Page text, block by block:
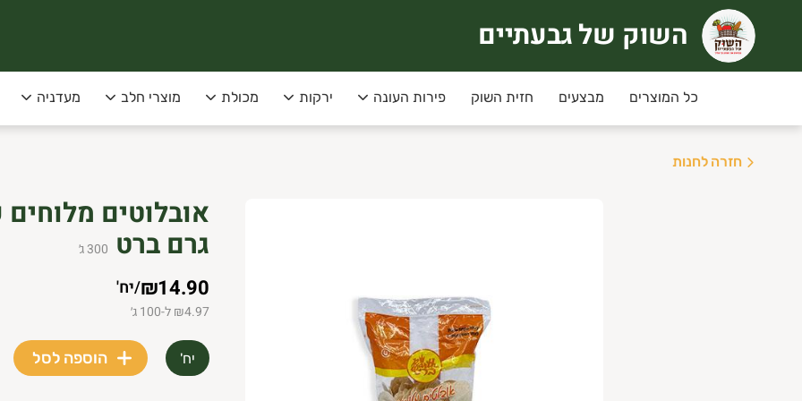
השוק של גבעתיים
ניתן להצטרף/לחדש חברות למועדון באיזור האישי.
השוק של גבעתיים
כל המוצרים מבצעים חזית השוק פירות העונה ירקות מכולת מוצרי חלב מעדניה
חזרה לחנות
גרם ברט 300ג׳
₪14.90
/יח'
₪4.97 ל-100 ג׳
יח' הוספה לסל